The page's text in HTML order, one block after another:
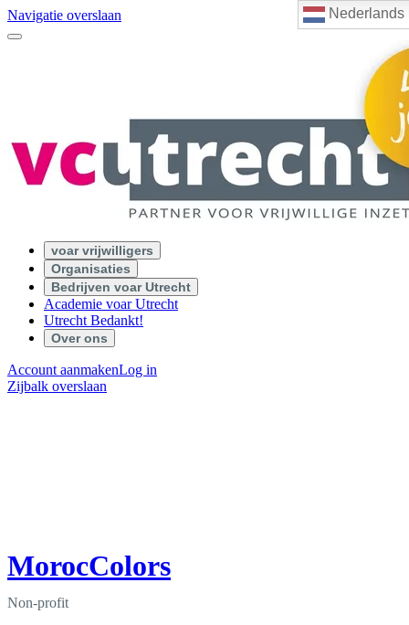
Nederlands
Navigatie overslaan
voar vrijwilligers
Organisaties
Bedrijven voar Utrecht
Academie voar Utrecht
Utrecht Bedankt!
Over ons
Account aanmakenLog in
Zijbalk overslaan
MorocColors
Non-profit